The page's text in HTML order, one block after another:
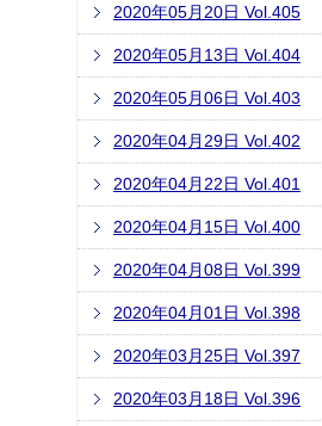
2020年05月20日 Vol.405
2020年05月13日 Vol.404
2020年05月06日 Vol.403
2020年04月29日 Vol.402
2020年04月22日 Vol.401
2020年04月15日 Vol.400
2020年04月08日 Vol.399
2020年04月01日 Vol.398
2020年03月25日 Vol.397
2020年03月18日 Vol.396